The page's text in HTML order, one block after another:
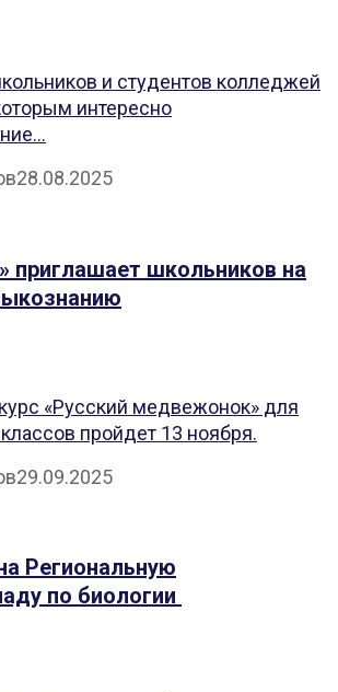
и студентов колледжей
интересно
28.08.2025
приглашает школьников на
«Русский медвежонок» для
пройдет 13 ноября.
29.09.2025
Региональную
по биологии